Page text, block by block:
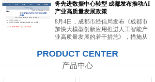
务先进数据中心转型 成都发布推动AI
产业高质量发展政策
8月4日，成都市经信局发布《成都市
加快大模型创新应用推进人工智能产
业高质量发展的若干措施》，措施从
力等方面提出20条举措。...
PRODUCT CENTER
产品中心